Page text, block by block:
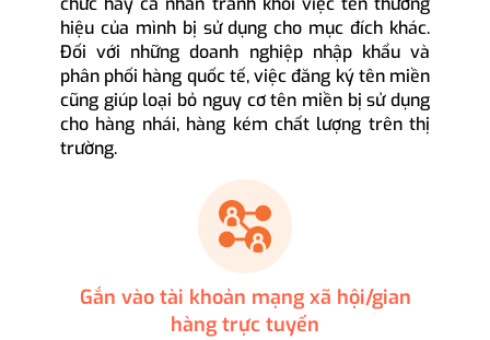
hiệu của mình bị sử dụng cho mục đích khác.
Đối với những doanh nghiệp nhập khẩu và
phân phối hàng quốc tế, việc đăng ký tên miền
cũng giúp loại bỏ nguy cơ tên miền bị sử dụng
cho hàng nhái, hàng kém chất lượng trên thị
trường.
Gắn vào tài khoản mạng xã hội/gian
hàng trực tuyến